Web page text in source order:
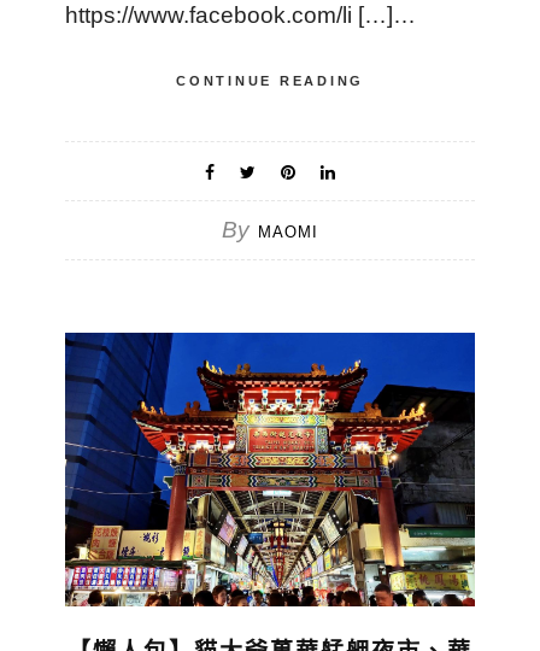
https://www.facebook.com/li […]…
CONTINUE READING
By MAOMI